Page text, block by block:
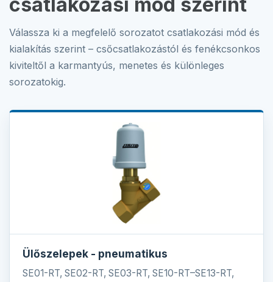
Válassza ki a megfelelő sorozatot csatlakozási mód és
kialakítás szerint – csőcsatlakozástól és fenékcsonkos
kiviteltől a karmantyús, menetes és különleges
sorozatokig.
Ülőszelepek - pneumatikus
SE01-RT, SE02-RT, SE03-RT, SE10-RT–SE13-RT,